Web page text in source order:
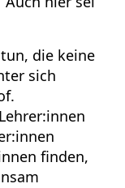
die keine
sich
finden,